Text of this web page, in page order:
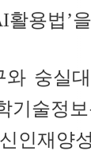
용법’
와 숭실
기술정
인재양